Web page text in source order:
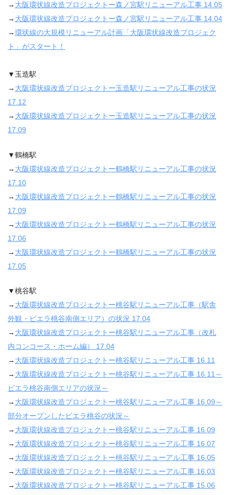
→ 大阪環状線改造プロジェクトー森ノ宮駅リニューアル工事 14.05
→ 大阪環状線改造プロジェクトー森ノ宮駅リニューアル工事 14.04
→環状線の大規模リニューアル計画「大阪環状線改造プロジェク
ト」がスタート！
▼玉造駅
→ 大阪環状線改造プロジェクトー玉造駅リニューアル工事の状況
17.12
→ 大阪環状線改造プロジェクトー玉造駅リニューアル工事の状況
17.09
▼鶴橋駅
→ 大阪環状線改造プロジェクトー鶴橋駅リニューアル工事の状況
17.10
→ 大阪環状線改造プロジェクトー鶴橋駅リニューアル工事の状況
17.09
→ 大阪環状線改造プロジェクトー鶴橋駅リニューアル工事の状況
17.06
→ 大阪環状線改造プロジェクトー鶴橋駅リニューアル工事の状況
17.05
▼桃谷駅
→ 大阪環状線改造プロジェクトー桃谷駅リニューアル工事（駅舎
外観・ビエラ桃谷南側エリア）の状況 17.04
→ 大阪環状線改造プロジェクトー桃谷駅リニューアル工事（改札
内コンコース・ホーム編） 17.04
→ 大阪環状線改造プロジェクトー桃谷駅リニューアル工事 16.11
→ 大阪環状線改造プロジェクトー桃谷駅リニューアル工事 16.11～
ビエラ桃谷南側エリアの状況～
→ 大阪環状線改造プロジェクトー桃谷駅リニューアル工事 16.09～
部分オープンしたビエラ桃谷の状況～
→ 大阪環状線改造プロジェクトー桃谷駅リニューアル工事 16.09
→ 大阪環状線改造プロジェクトー桃谷駅リニューアル工事 16.07
→ 大阪環状線改造プロジェクトー桃谷駅リニューアル工事 16.05
→ 大阪環状線改造プロジェクトー桃谷駅リニューアル工事 16.03
→ 大阪環状線改造プロジェクトー桃谷駅リニューアル工事 15.06